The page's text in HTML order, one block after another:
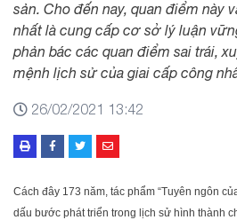
sản. Cho đến nay, quan điểm này
nhất là cung cấp cơ sở lý luận
phản bác các quan điểm sai trái,
mệnh lịch sử của giai cấp công
26/02/2021 13:42
Cách đây 173 năm, tác phẩm “Tuyên ngôn
dấu bước phát triển trong lịch sử hình thành